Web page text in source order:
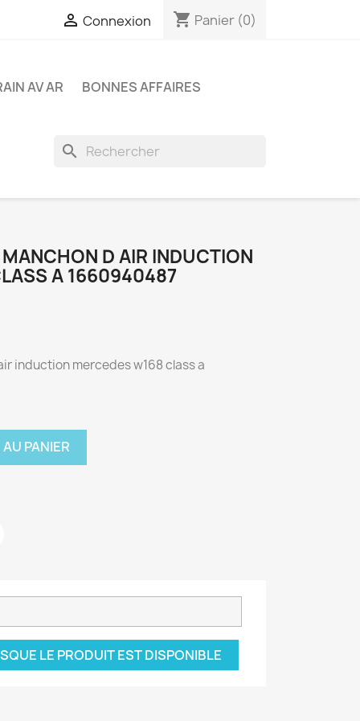
 Connexion shopping_cart Panier (0)
AV AR BONNES AFFAIRES
search
D AIR INDUCTION
A 1660940487
induction mercedes w168 class a
PANIER
LE PRODUIT EST DISPONIBLE